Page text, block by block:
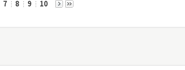
7 8 9 10